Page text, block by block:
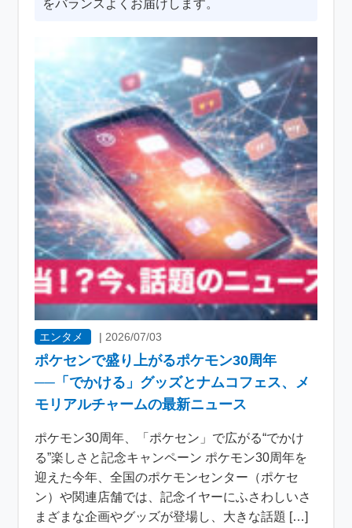
をバランスよくお届けします。
エンタメ | 2026/07/03
ポケセンで盛り上がるポケモン30周年
──「でかける」グッズとナムコフェス、メ
モリアルチャームの最新ニュース
ポケモン30周年、「ポケセン」で広がる“でかけ
る”楽しさと記念キャンペーン ポケモン30周年を
迎えた今年、全国のポケモンセンター（ポケセ
ン）や関連店舗では、記念イヤーにふさわしいさ
まざまな企画やグッズが登場し、大きな話題 […]